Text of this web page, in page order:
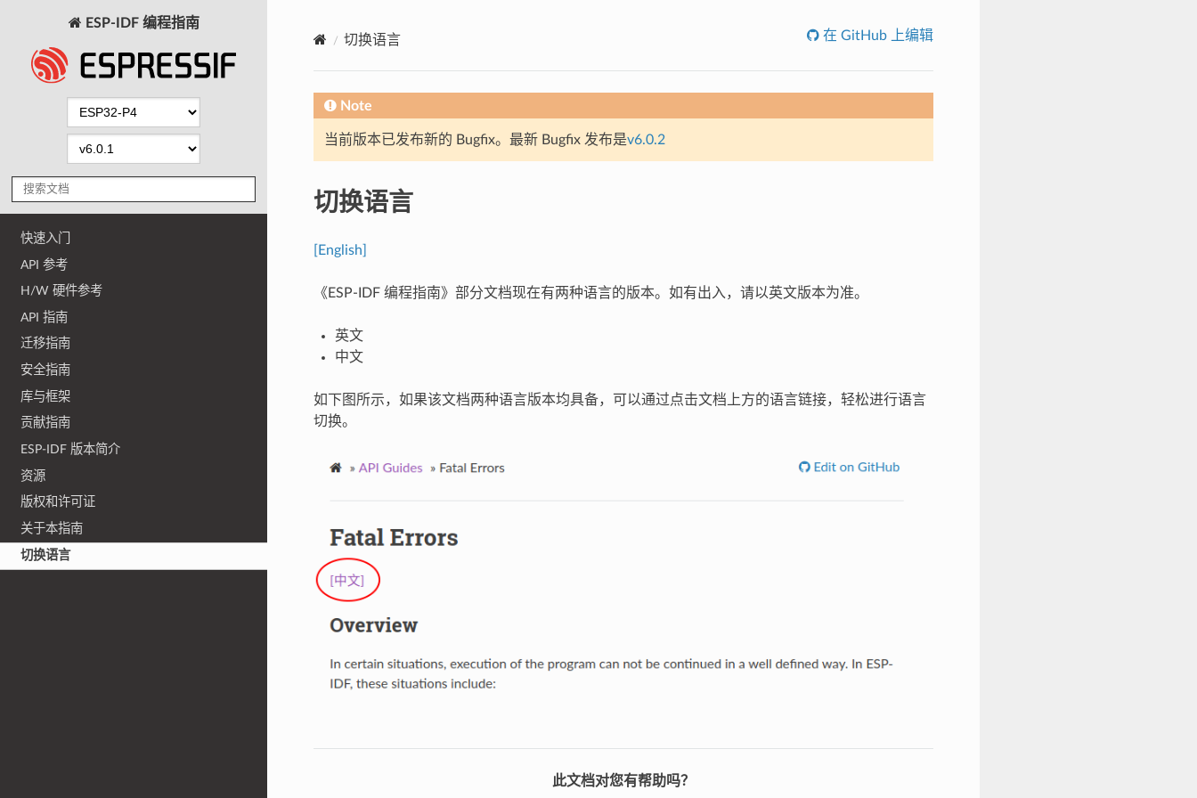
ESP-IDF 编程指南
快速入门
API 参考
H/W 硬件参考
API 指南
迁移指南
安全指南
库与框架
贡献指南
ESP-IDF 版本简介
资源
版权和许可证
关于本指南
切换语言
切换语言 在 GitHub 上编辑
Note
当前版本已发布新的 Bugfix。最新 Bugfix 发布是v6.0.2
切换语言
[English]
《ESP-IDF 编程指南》部分文档现在有两种语言的版本。如有出入，请以英文版本为准。
英文
中文
如下图所示，如果该文档两种语言版本均具备，可以通过点击文档上方的语言链接，轻松进行语言
切换。
此文档对您有帮助吗？